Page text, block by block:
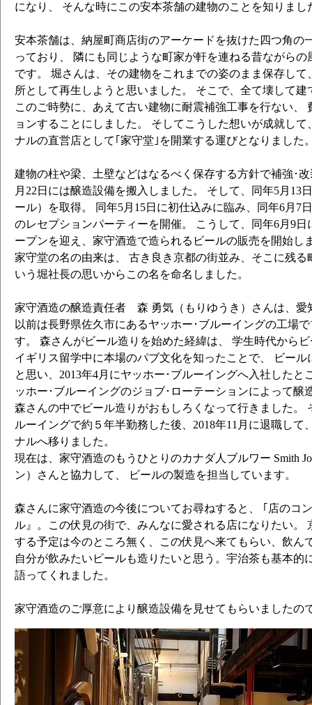
になり、 そんな時にこの安本茶舗の建物のことを知りまし
安本茶舗は、納屋町商店街のアーケードを抜けた四つ角の
っており、 隣にも同じような町家が軒を連ねる昔ながら
です。 堀さんは、その建物をこれまでの姿のまま保存し
所として再生しようと思いました。 そこで、全て壊して
このご時勢に、あえて古い建物に耐震補強工事を行ない、
ョンすることにしました。 そしてこうした想いが成就して
ナルの直営店として｢家守堂｣を開業する運びとなりました
建物の柱や梁、土壁などはなるべく保存する方針で補強･
月22日には醸造設備を搬入しました。 そして、同年5月13
ール）を取得。 同年5月15日に初仕込みに臨み、同年6月7
のレセプションパーティーを開催。 こうして、同年6月9
ープンを迎え、家守酒造で造られるビールの販売を開始し
家守堂の名の由来は、 古き良き京都の街並み、そこに残る
いう堀社長の思いからこの名を命名しました。
家守酒造の醸造責任者 森 勇気（もりゆうき）さんは、愛
以前は長野県佐久市にあるヤッホー･ブルーイングの工場
す。 森さんがビール造りを始めた経緯は、 学生時代から
イギリス留学中に本場のパブ文化を知ったことで、 ビー
と思い、2013年4月にヤッホー･ブルーイングへ入社したと
ッホー･ブルーイングのジョブ･ローテーションによって醸
森さんの中でビール造りがおもしろくなって行きました。
ルーイングで約５年半勤務した後、2018年11月に退職して
ナルへ移りました。
現在は、家守酒造のもうひとりのカナダ人ブルワー Smith
ン）さんと協力して、 ビールの製造を担当しています。
森さんに家守酒造の今後についてお尋ねすると、 ｢店のコ
ル』。この伏見の街で、みんなに愛される店になりたい。
する予定は今のところ無く、この伏見へ来てもらい、飲ん
自分が飲みたいビールも造りたいと思う。宇治茶も基本的
語ってくれました。
家守酒造のご厚意により醸造設備を見せてもらいましたの